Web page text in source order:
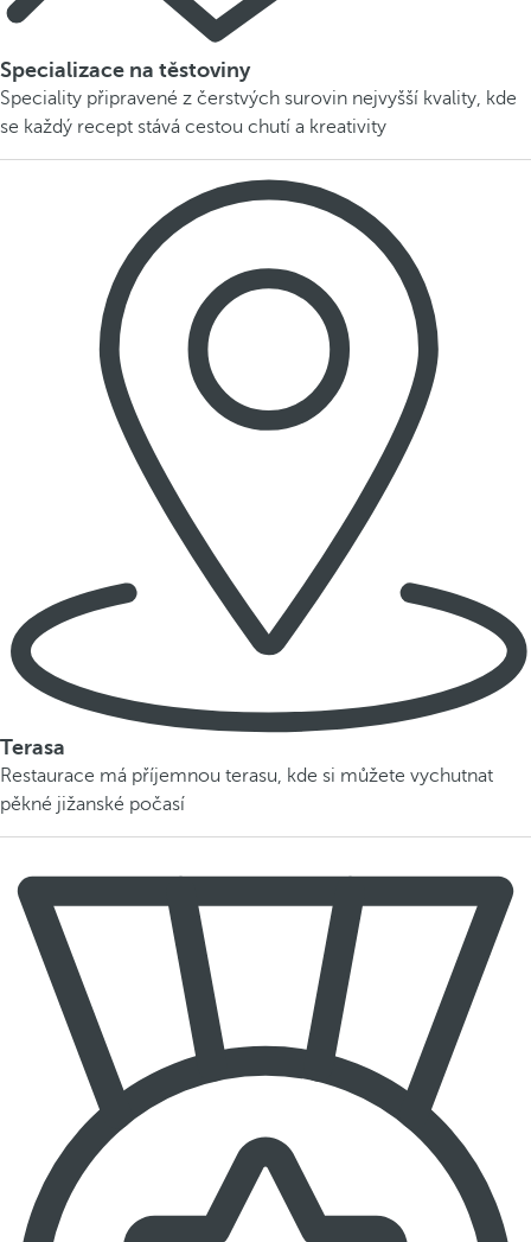
Specializace na těstoviny
Speciality připravené z čerstvých surovin nejvyšší kvality, kde
se každý recept stává cestou chutí a kreativity
Terasa
Restaurace má příjemnou terasu, kde si můžete vychutnat
pěkné jižanské počasí